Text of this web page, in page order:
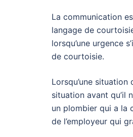
La communication
langage de
lorsqu’une urgence
de courtoisie.
Lorsqu’une situation
situation avant qu’il
un plombier qui a la
de l’employeur qui